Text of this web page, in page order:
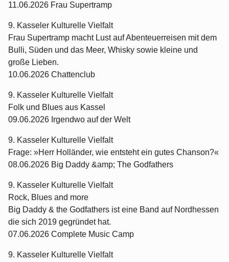
11.06.2026 Frau Supertramp
9. Kasseler Kulturelle Vielfalt
Frau Supertramp macht Lust auf Abenteuerreisen mit dem
Bulli, Süden und das Meer, Whisky sowie kleine und
große Lieben.
10.06.2026 Chattenclub
9. Kasseler Kulturelle Vielfalt
Folk und Blues aus Kassel
09.06.2026 Irgendwo auf der Welt
9. Kasseler Kulturelle Vielfalt
Frage: »Herr Holländer, wie entsteht ein gutes Chanson?«
08.06.2026 Big Daddy &amp; The Godfathers
9. Kasseler Kulturelle Vielfalt
Rock, Blues and more
Big Daddy & the Godfathers ist eine Band auf Nordhessen
die sich 2019 gegründet hat.
07.06.2026 Complete Music Camp
9. Kasseler Kulturelle Vielfalt